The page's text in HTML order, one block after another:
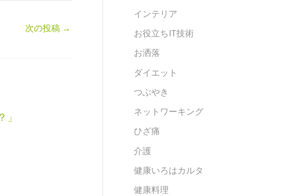
次の投稿 →
インテリア
お役立ちIT技術
お洒落
ダイエット
つぶやき
ネットワーキング
ひざ痛
介護
健康いろはカルタ
健康料理